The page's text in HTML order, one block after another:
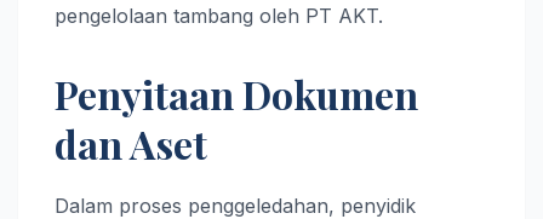
pengelolaan tambang oleh PT AKT.
Penyitaan Dokumen
dan Aset
Dalam proses penggeledahan, penyidik